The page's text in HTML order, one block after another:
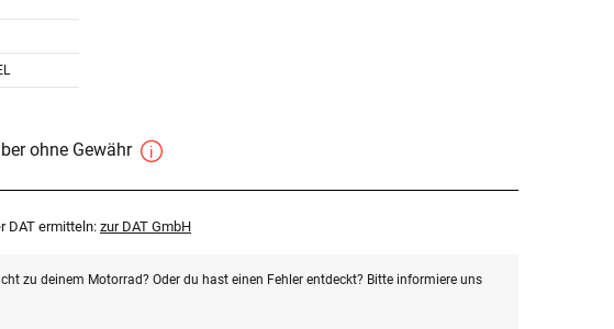
ohne Gewähr
DAT ermitteln: zur DAT GmbH
zu deinem Motorrad? Oder du hast einen Fehler entdeckt? Bitte informiere uns